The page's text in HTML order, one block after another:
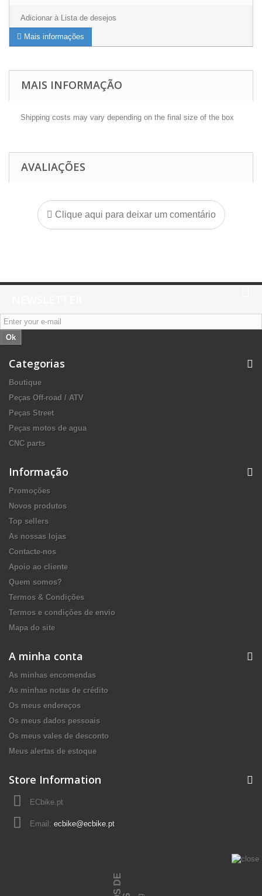
Adicionar à Lista de desejos
Mais informações
MAIS INFORMAÇÃO
Shipping costs may vary depending on the final size of the box
AVALIAÇÕES
Clique aqui para deixar um comentário
Ok
Categorias
Boutique
Peças Off-road / ATV
Peças Street
Peças motos de agua
CNC parts
Informação
Promoções
Novos produtos
Top sellers
As nossas lojas
Contacte-nos
Apoio ao cliente
Quem somos?
Termos & Condições
Termos e condições de envio
Mapa do site
A minha conta
As minhas encomendas
As minhas notas de crédito
Os meus endereços
Os meus dados pessoais
Os meus vales de desconto
Meus alertas de estoque
Store Information
ECbike.pt
Email: ecbike@ecbike.pt